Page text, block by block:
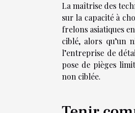
La maîtrise des
sur la capacité à
frelons asiatiques
ciblé, alors qu’un
l’entreprise de
pose de pièges
non ciblée.